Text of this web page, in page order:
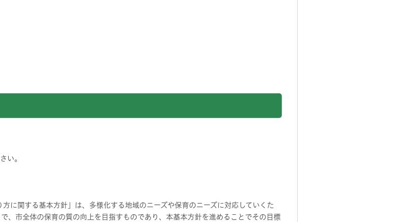
い。
に関する基本方針」は、多様化する地域のニーズや保育のニーズに対応していくた
、市全体の保育の質の向上を目指すものであり、本基本方針を進めることでその目標